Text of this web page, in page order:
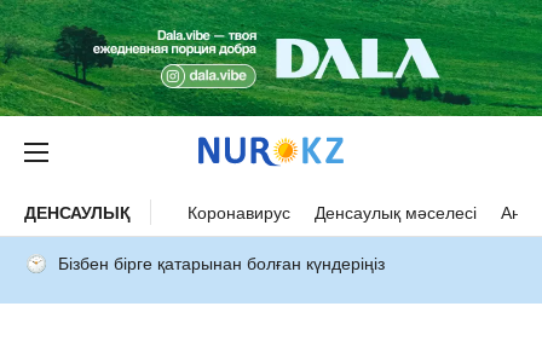
ДЕНСАУЛЫҚ Коронавирус Денсаулық мәселесі Ана
Бізбен бірге қатарынан болған күндеріңіз